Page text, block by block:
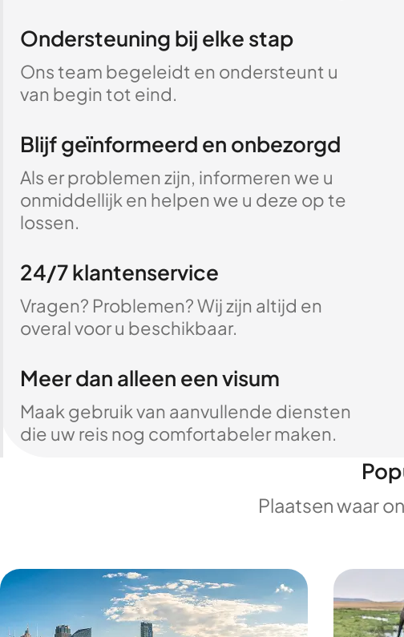
Ondersteuning bij elke stap
Ons team begeleidt en ondersteunt u
van begin tot eind.
Blijf geïnformeerd en onbezorgd
Als er problemen zijn, informeren we u
onmiddellijk en helpen we u deze op te
lossen.
24/7 klantenservice
Vragen? Problemen? Wij zijn altijd en
overal voor u beschikbaar.
Meer dan alleen een visum
Maak gebruik van aanvullende diensten
die uw reis nog comfortabeler maken.
Plaatsen waar